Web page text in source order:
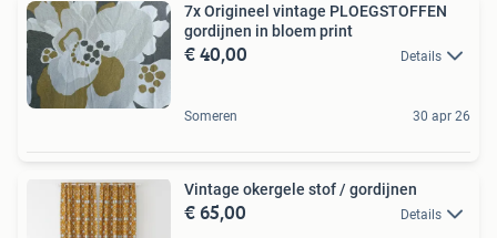
7x Origineel vintage PLOEGSTOFFEN
gordijnen in bloem print
€ 40,00 Details
Someren 30 apr 26
Vintage okergele stof / gordijnen
€ 65,00 Details